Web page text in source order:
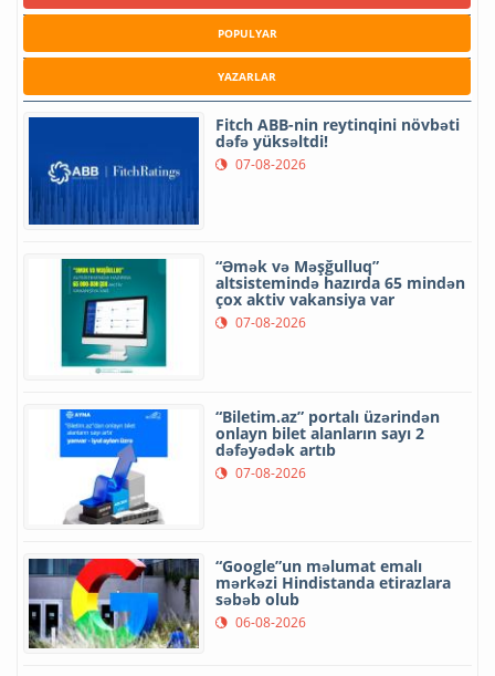
POPULYAR
YAZARLAR
Fitch ABB-nin reytinqini növbəti
dəfə yüksəltdi!
07-08-2026
“Əmək və Məşğulluq”
altsistemində hazırda 65 mindən
çox aktiv vakansiya var
07-08-2026
“Biletim.az” portalı üzərindən
onlayn bilet alanların sayı 2
dəfəyədək artıb
07-08-2026
“Google”un məlumat emalı
mərkəzi Hindistanda etirazlara
səbəb olub
06-08-2026